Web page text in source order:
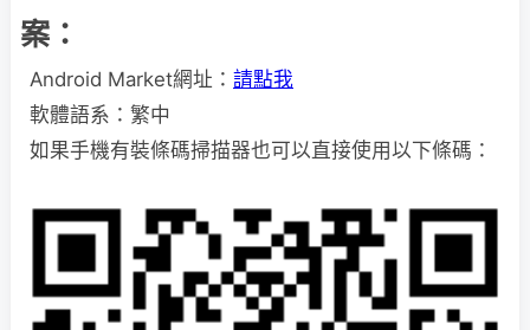
案：
Android Market網址： 請點我
軟體語系：繁中
如果手機有裝條碼掃描器也可以直接使用以下條碼：